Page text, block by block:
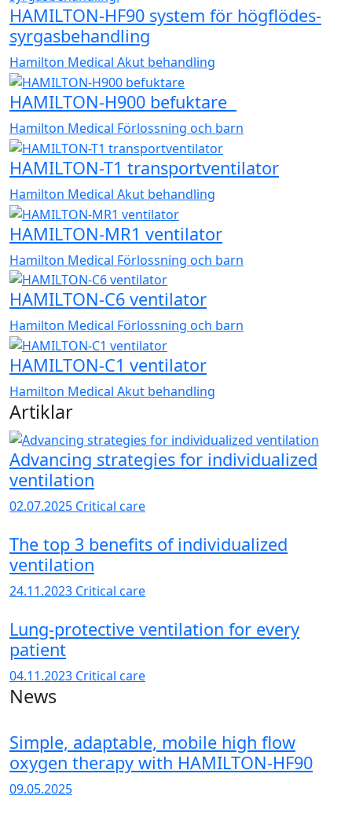
HAMILTON-HF90 system för högflödes-
syrgasbehandling
Hamilton Medical Akut behandling
HAMILTON-H900 befuktare
Hamilton Medical Förlossning och barn
HAMILTON-T1 transportventilator
Hamilton Medical Akut behandling
HAMILTON-MR1 ventilator
Hamilton Medical Förlossning och barn
HAMILTON-C6 ventilator
Hamilton Medical Förlossning och barn
HAMILTON-C1 ventilator
Hamilton Medical Akut behandling
Artiklar
Advancing strategies for individualized
ventilation
02.07.2025 Critical care
The top 3 benefits of individualized
ventilation
24.11.2023 Critical care
Lung-protective ventilation for every
patient
04.11.2023 Critical care
News
Simple, adaptable, mobile high flow
oxygen therapy with HAMILTON-HF90
09.05.2025